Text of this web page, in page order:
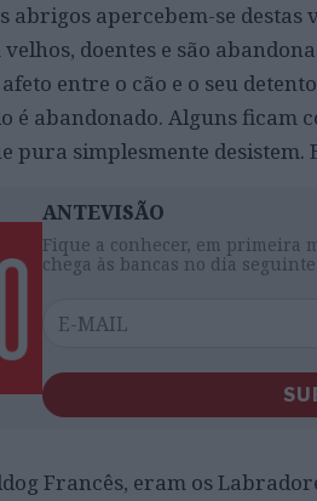
abrigos apercebem-se destas
doentes e são
entre o cão e o seu
é abandonado. Alguns ficam
pura simplesmente desistem.
ANTEVISÃO
Fique a conhecer, em primeira
chega às bancas no dia seguinte
Francês, eram os